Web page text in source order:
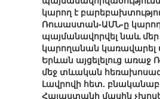
կարող է
Ռուսաստան-ԱՄՆ-ը
պայմանավորվել նաև մեր
կարողանան կառավարել
Երևան այցելելուց առաջ
մեջ տևական
Լավրովի հետ.
Հայաստանի մասին